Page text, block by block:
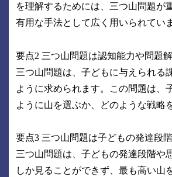
を理解するためには、三つ山問題が
有用な手法として広く用いられてい
要点2 三つ山問題は認知能力や問題
三つ山問題は、子どもに与えられる
ように求められます。この問題は、
ように山を選ぶか、どのような戦略
要点3 三つ山問題は子どもの発達段
三つ山問題は、子どもの発達段階や
しか見ることができず、最も高い山